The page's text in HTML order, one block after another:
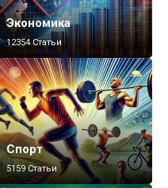
Экономика
12354 Статьи
Спорт
5159 Статьи